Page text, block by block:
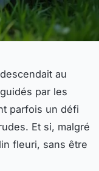
au
par les
parfois un défi
Et si, malgré
fleuri, sans être